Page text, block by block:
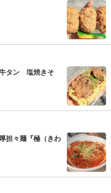
タン 塩焼きそ
担々麺『極（きわ